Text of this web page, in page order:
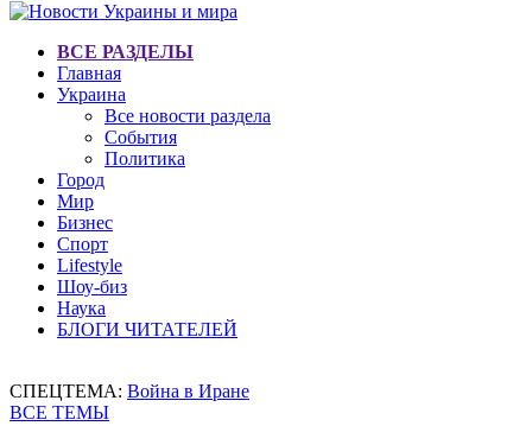
ВСЕ РАЗДЕЛЫ
Главная
Украина
Все новости раздела
События
Политика
Город
Мир
Бизнес
Спорт
Lifestyle
Шоу-биз
Наука
БЛОГИ ЧИТАТЕЛЕЙ
СПЕЦТЕМА: Война в Иране
ВСЕ ТЕМЫ